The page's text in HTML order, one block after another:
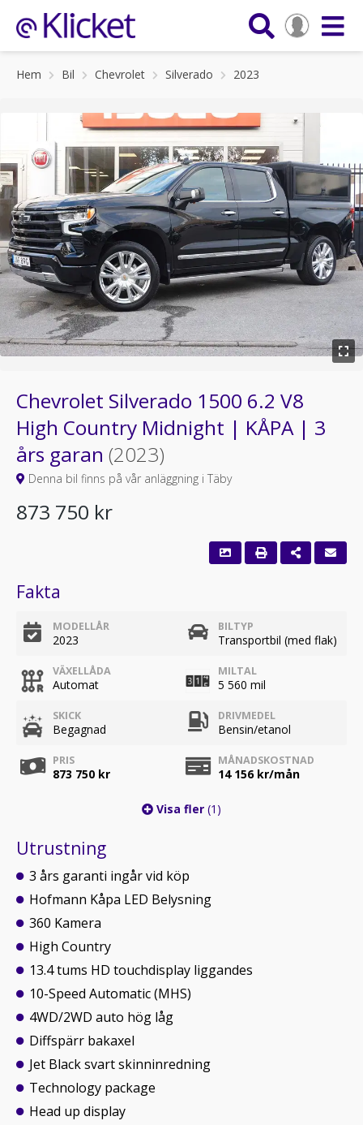
Hem Bil Chevrolet Silverado 2023
Chevrolet Silverado 1500 6.2 V8
High Country Midnight | KÅPA | 3
års garan (2023)
Denna bil finns på vår anläggning i Täby
873 750 kr
Fakta
MODELLÅR
2023
BILTYP
Transportbil (med flak)
VÄXELLÅDA
Automat
MILTAL
5 560 mil
SKICK
Begagnad
DRIVMEDEL
Bensin/etanol
PRIS
873 750 kr
MÅNADSKOSTNAD
14 156kr/mån
Visa fler (1)
Utrustning
3 års garanti ingår vid köp
Hofmann Kåpa LED Belysning
360 Kamera
High Country
13.4 tums HD touchdisplay liggandes
10-Speed Automatic (MHS)
4WD/2WD auto hög låg
Diffspärr bakaxel
Jet Black svart skinninredning
Technology package
Head up display